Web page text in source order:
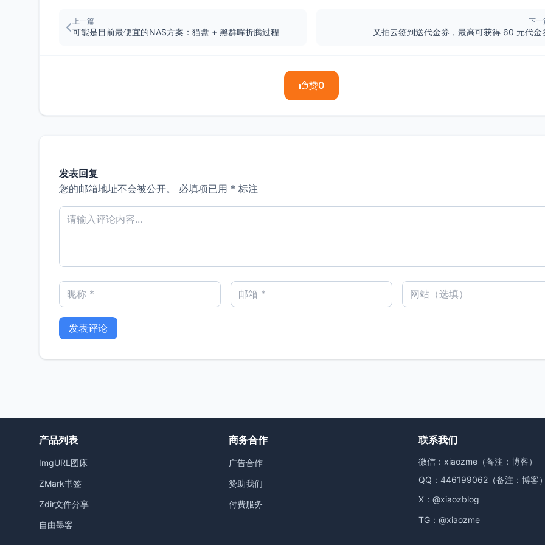
上一篇
可能是目前最便宜的NAS方案：猫盘 + 黑群晖折腾过程
下一
又拍云签到送代金券，最高可获得 60 元代金
赞0
发表回复
您的邮箱地址不会被公开。
必填项已用 * 标注
产品列表
ImgURL图床
ZMark书签
Zdir文件分享
自由墨客
商务合作
广告合作
赞助我们
付费服务
联系我们
微信：xiaozme（备注：博客）
QQ：446199062（备注：博客
X： @xiaozblog
TG： @xiaozme